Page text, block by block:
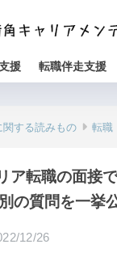
援 転職伴走支援
関する読みもの 転職
ア転職の面接
の質問を一挙
12/26